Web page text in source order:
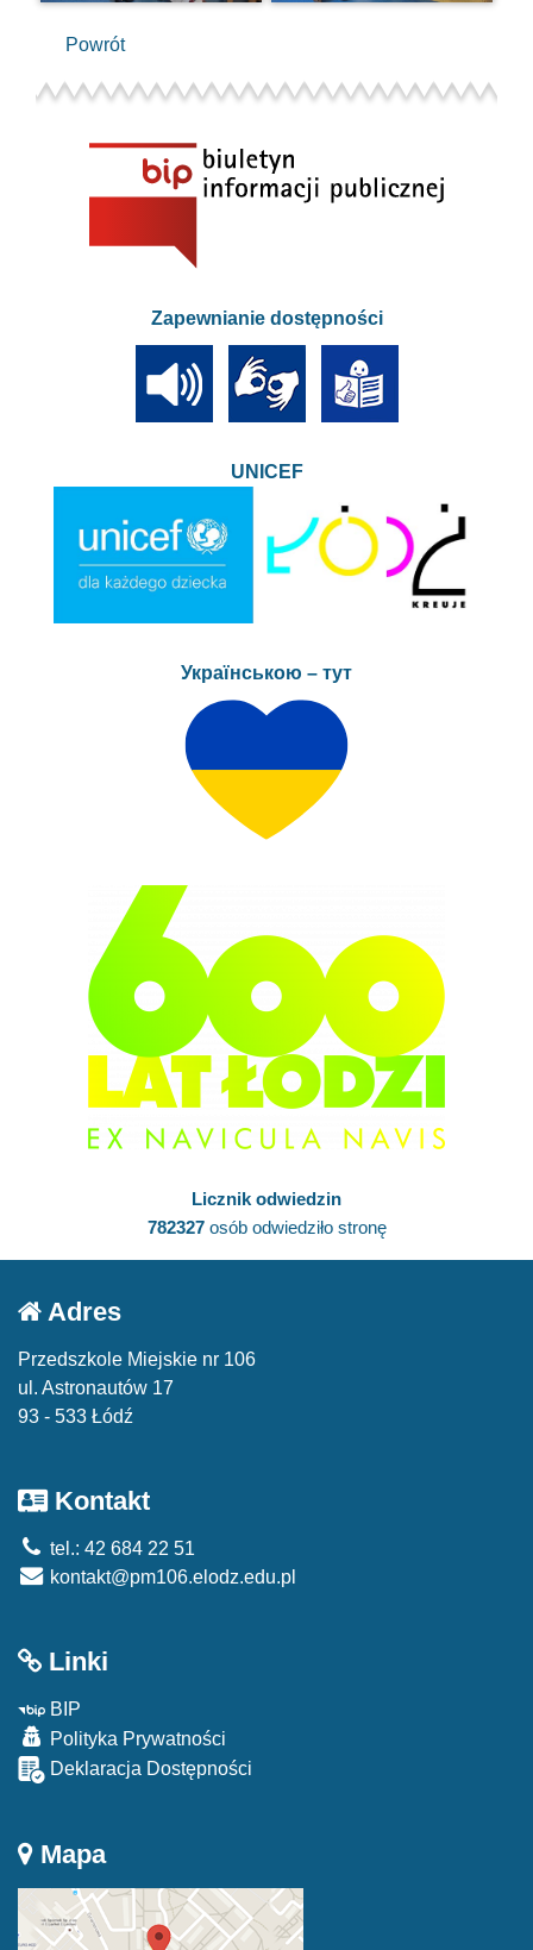
Powrót
Zapewnianie dostępności
UNICEF
Українською – тут
Licznik odwiedzin
782327osób odwiedziło stronę
Adres
Przedszkole Miejskie nr 106
ul. Astronautów 17
93 - 533 Łódź
Kontakt
tel.: 42 684 22 51
kontakt@pm106.elodz.edu.pl
Linki
BIP
Polityka Prywatności
Deklaracja Dostępności
Mapa